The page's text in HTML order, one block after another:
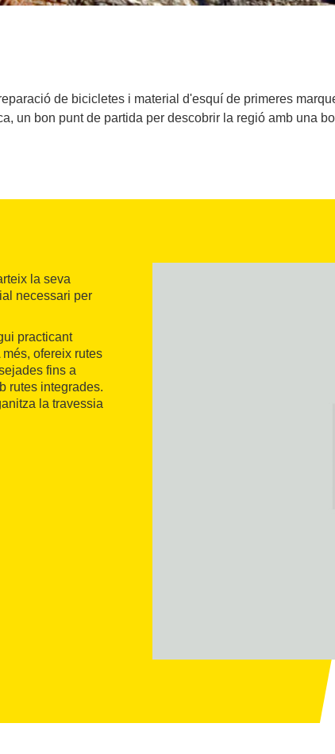
de bicicletes i material d'esquí de primeres
un bon punt de partida per descobrir la regió amb una
la seva
necessari per
practicant
més, ofereix rutes
fins a
rutes integrades.
la travessia